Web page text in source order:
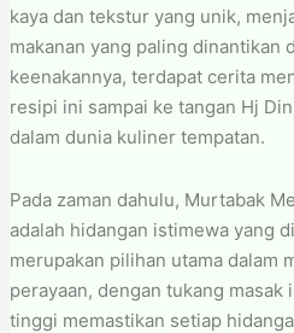
kaya dan tekstur yang unik,
makanan yang paling dinantikan
keenakannya, terdapat cerita
resipi ini sampai ke tangan Hj
dalam dunia kuliner tempatan.
Pada zaman dahulu, Murtabak
adalah hidangan istimewa yang
merupakan pilihan utama dalam
perayaan, dengan tukang masak
tinggi memastikan setiap